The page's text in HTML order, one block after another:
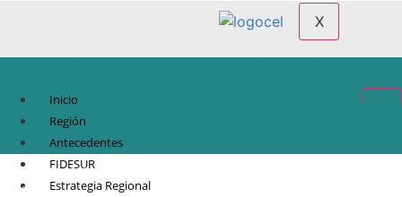
X
Inicio
Región
Antecedentes
FIDESUR
Estrategia Regional
© Copyright 2021.
Sureste.